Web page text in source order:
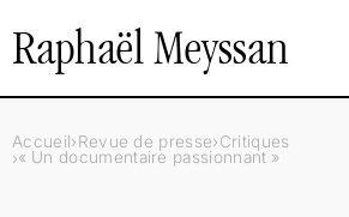
Raphaël Meyssan
Accueil Revue de presse Critiques
« Un documentaire passionnant »